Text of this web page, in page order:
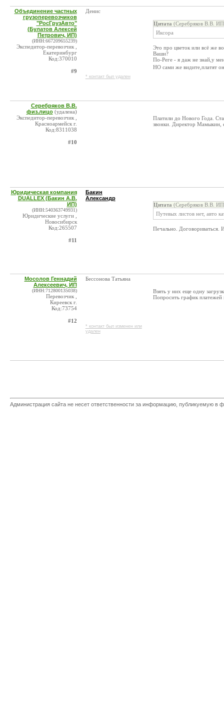
Объединение частных
грузоперевозчиков
"РосГрузАвто"
(Булатов Алексей
Петрович, ИП)
(ИНН:667209655239)
Экспедитор-перевозчик ,
Екатеринбург
Код:370010
#9
Денис
* контакт был удален
Цитата (Серебряков В.В.
Иксора
Это про цветок или всё же
Ваши?
По-Реге - я даж не знай,у
НО сами же видите,платят
Серебряков В.В.
физ.лицо (удалена)
Экспедитор-перевозчик ,
Красноармейск г.
Код:8311038
#10
Платили до Нового Года.
звонки. Директор Мамыкин,
Юридическая компания
DUALLEX (Бакин А.В.
ИП)
(ИНН:540363749931)
Юридические услуги ,
Новосибирск
Код:265507
#11
Бакин
Александр
Цитата (Серебряков В.В.
Путевых листов нет, авто
Печально. Договориваться.
Мосолов Геннадий
Алексеевич, ИП
(ИНН:712800135038)
Перевозчик ,
Киреевск г.
Код:73754
#12
Бессонова Татьяна
* контакт был изменен или
удален
Взять у них еще одну
Попросить график платежей
Администрация сайта не несет ответственности за информацию, публикуемую